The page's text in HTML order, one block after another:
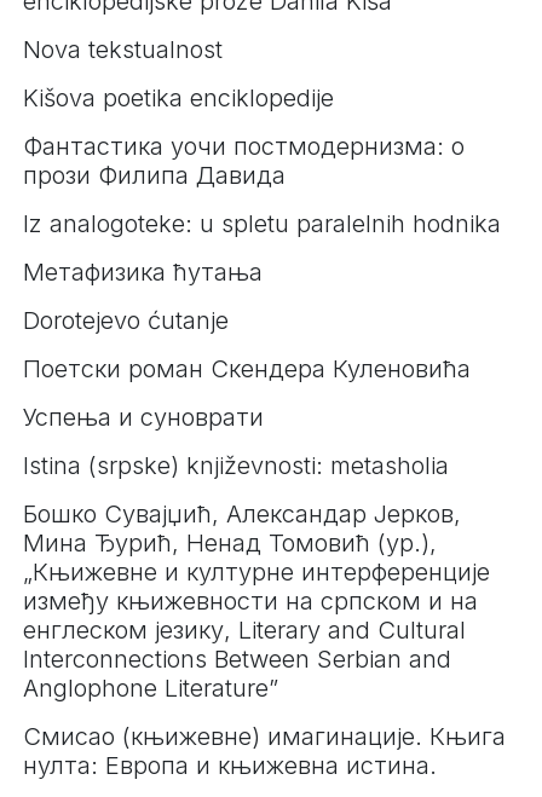
Nova tekstualnost
Kišova poetika enciklopedije
Фантастика уочи постмодернизма: о
прози Филипа Давида
Iz analogoteke: u spletu paralelnih hodnika
Метафизика ћутања
Dorotejevo ćutanje
Поетски роман Скендера Куленовића
Успења и суноврати
Istina (srpske) književnosti: metasholia
Бошко Сувајџић, Александар Јерков,
Мина Ђурић, Ненад Томовић (ур.),
„Књижевне и културне интерференције
између књижевности на српском и на
енглеском језику, Literary and Cultural
Interconnections Between Serbian and
Anglophone Literature”
Смисао (књижевне) имагинације. Књига
нулта: Европа и књижевна истина.